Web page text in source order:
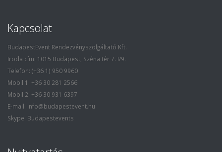
Kapcsolat
BudapestEvent Rendezvényszolgáltató Kft.
Iroda cím: 1015 Budapest, Széna tér 7. I/9.
Telefon: (+36 1) 950 9960
Mobil 1: +36 30 281 2566
Mobil 2: +36 30 931 6397
E-mail: info@budapestevent.hu
Skype: Budapestevents